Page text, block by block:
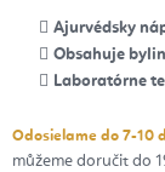
Ajurvédsky
Obsahuje
Laboratórne
Odosielame do 7-10